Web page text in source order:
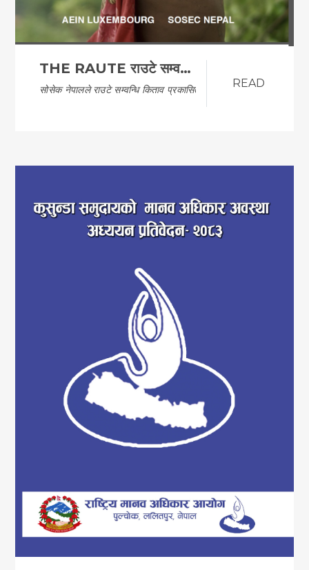
THE RAUTE राउटे सम्वन्धि किताव
सोसेक नेपालले राउटे सम्वन्धि किताव प्रकासित गरेको… READ